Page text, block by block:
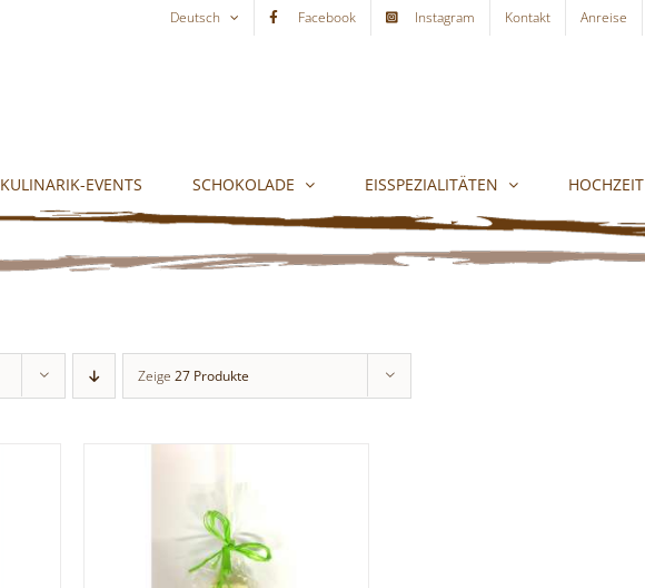
Deutsch Facebook Instagram Kontakt Anreise
KULINARIK-EVENTS SCHOKOLADE EISSPEZIALITÄTEN HOCHZEIT
Zeige 27 Produkte